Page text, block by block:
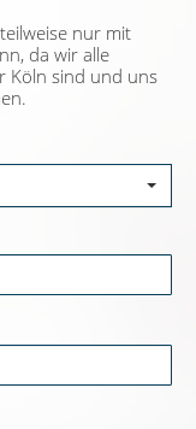
nur mit
da wir alle
Köln sind und uns